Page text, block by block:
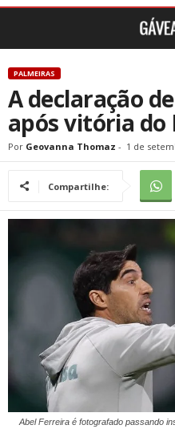
PALMEIRAS
A declaração
após vitória do
Por Geovanna Thomaz - 1 de
Compartilhe:
Abel Ferreira é fotografado passando